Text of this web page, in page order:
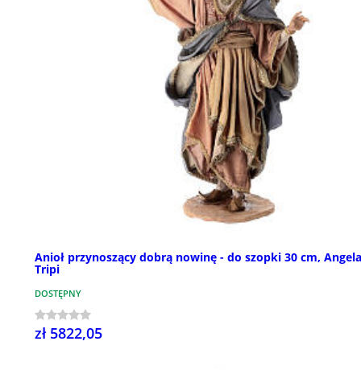
Anioł przynoszący dobrą nowinę - do szopki 30 cm, Angela
Tripi
DOSTĘPNY
zł 5822,05